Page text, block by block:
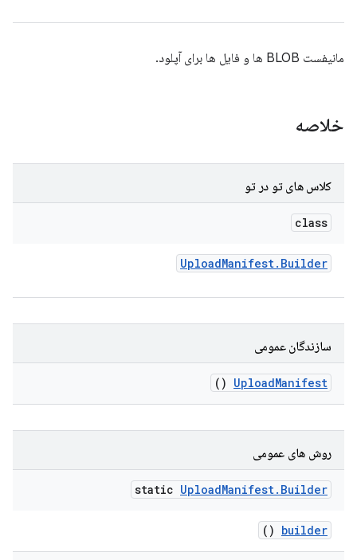
مانیفست BLOB ها و فایل ها برای آپلود.
خلاصه
کلاس های تو در تو
class
UploadManifest. Builder
سازندگان عمومی
UploadManifest
()
روش های عمومی
static UploadManifest. Builder
builder
()